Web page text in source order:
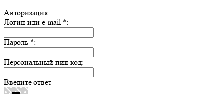
Авторизация
Логин или e-mail *:
Пароль *:
Персональный пин код:
Введите ответ